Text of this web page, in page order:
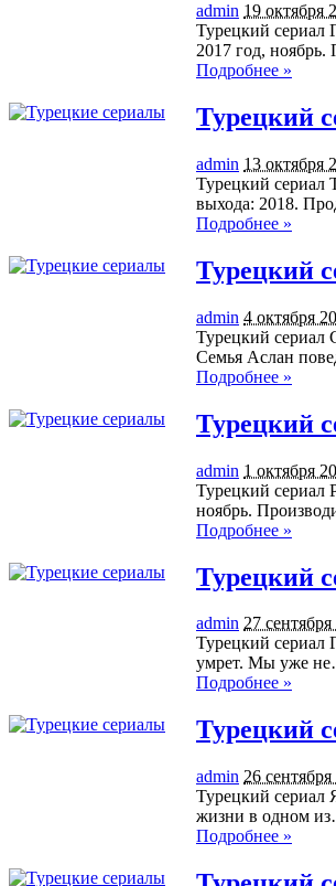
admin 19 октября
Турецкий сериал
2017 год,
Подробнее »
Турецкий
admin 13 октября
Турецкий сериал
выхода: 2018.
Подробнее »
Турецкий
admin 4 октября
Турецкий сериал
Семья Аслан
Подробнее »
Турецкий
admin 1 октября
Турецкий сериал
ноябрь.
Подробнее »
Турецкий
admin 27
Турецкий сериал
умрет. Мы уже
Подробнее »
Турецкий
admin 26
Турецкий сериал
жизни в одном
Подробнее »